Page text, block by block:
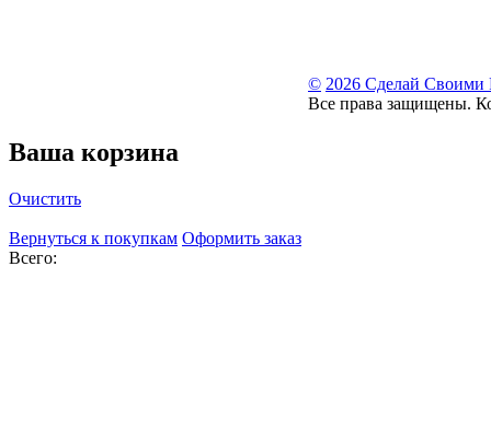
© 2026 Сделай Своими
Все права защищены.
Ваша корзина
Очистить
Вернуться к покупкам Оформить заказ
Всего: